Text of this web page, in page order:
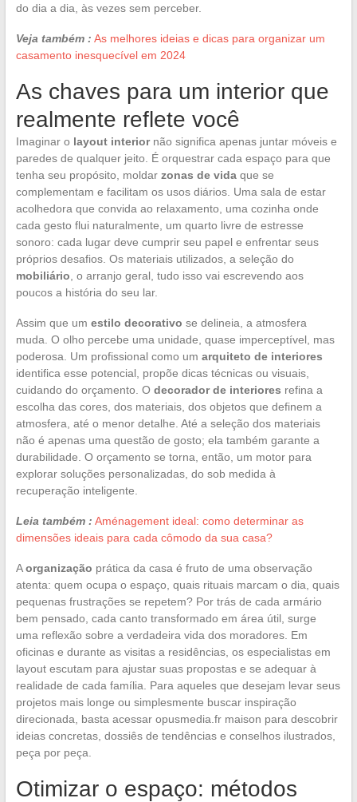
do dia a dia, às vezes sem perceber.
Veja também : As melhores ideias e dicas para organizar um
casamento inesquecível em 2024
As chaves para um interior que
realmente reflete você
Imaginar o layout interiornão significa apenas juntar móveis e
paredes de qualquer jeito. É orquestrar cada espaço para que
tenha seu propósito, moldar zonas de vidaque se
complementam e facilitam os usos diários. Uma sala de estar
acolhedora que convida ao relaxamento, uma cozinha onde
cada gesto flui naturalmente, um quarto livre de estresse
sonoro: cada lugar deve cumprir seu papel e enfrentar seus
próprios desafios. Os materiais utilizados, a seleção do
mobiliário , o arranjo geral, tudo isso vai escrevendo aos
poucos a história do seu lar.
Assim que um estilo decorativo se delineia, a atmosfera
muda. O olho percebe uma unidade, quase imperceptível, mas
poderosa. Um profissional como um arquiteto de interiores
identifica esse potencial, propõe dicas técnicas ou visuais,
cuidando do orçamento. O decorador de interiores refina a
escolha das cores, dos materiais, dos objetos que definem a
atmosfera, até o menor detalhe. Até a seleção dos materiais
não é apenas uma questão de gosto; ela também garante a
durabilidade. O orçamento se torna, então, um motor para
explorar soluções personalizadas, do sob medida à
recuperação inteligente.
Leia também : Aménagement ideal: como determinar as
dimensões ideais para cada cômodo da sua casa?
Aorganização prática da casa é fruto de uma observação
atenta: quem ocupa o espaço, quais rituais marcam o dia, quais
pequenas frustrações se repetem? Por trás de cada armário
bem pensado, cada canto transformado em área útil, surge
uma reflexão sobre a verdadeira vida dos moradores. Em
oficinas e durante as visitas a residências, os especialistas em
layout escutam para ajustar suas propostas e se adequar à
realidade de cada família. Para aqueles que desejam levar seus
projetos mais longe ou simplesmente buscar inspiração
direcionada, basta acessar opusmedia.fr maison para descobrir
ideias concretas, dossiês de tendências e conselhos ilustrados,
peça por peça.
Otimizar o espaço: métodos